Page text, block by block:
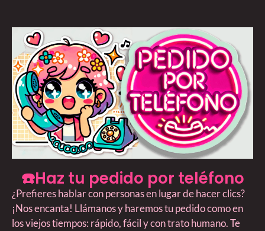
☎️Haz tu pedido por teléfono
¿Prefieres hablar con personas en lugar de hacer clics?
¡Nos encanta! Llámanos y haremos tu pedido como en
los viejos tiempos: rápido, fácil y con trato humano. Te